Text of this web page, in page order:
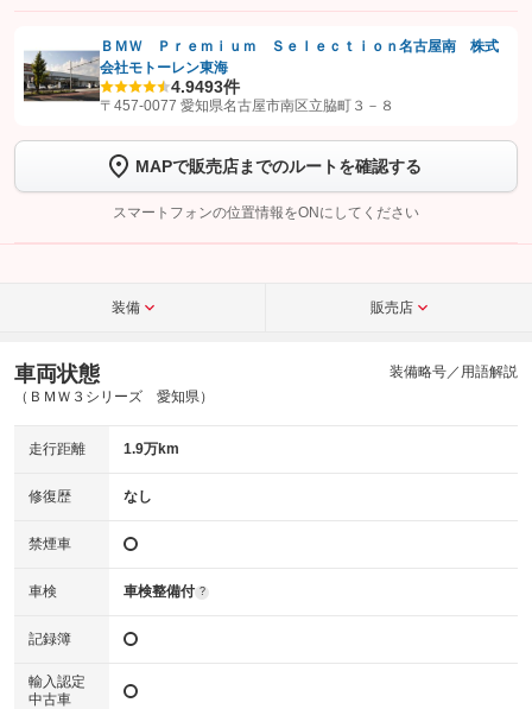
【STEP1】認証画面でグーネットを友だち追加してから「許可する」ボタンを押
します
【STEP2】 トーク画面で
完了してください。
こちら
ＢＭＷ Ｐｒｅｍｉｕｍ Ｓｅｌｅｃｔｉｏｎ名古屋南 株式
会社モトーレン東海
4.9493件
〒457-0077 愛知県名古屋市南区立脇町３－８
MAPで販売店までのルートを確認する
スマートフォンの位置情報をONにしてください
装備 販売店
車両状態
（ＢＭＷ３シリーズ 愛知県）
装備略号／用語解説
走行距離 1.9万km
修復歴 なし
禁煙車
車検 車検整備付 ?
記録簿
輸入認定
中古車